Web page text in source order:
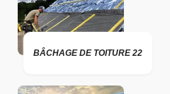
BÂCHAGE DE TOITURE 22